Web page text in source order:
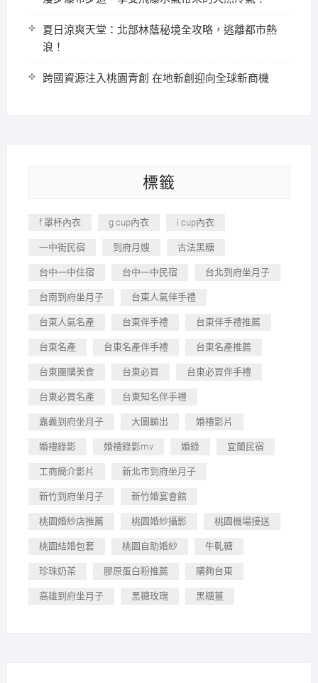
夏日涼爽天堂：北部林蔭秘境全攻略，逃離都市熱
浪！
跨國資源注入桃園青創 在地新創迎向全球新商機
標籤
f 罩杯內衣 g cup內衣 i cup內衣
一中街民宿 到府月嫂 古法黑糖
台中一中住宿 台中一中民宿 台北到府坐月子
台南到府坐月子 台東人氣伴手禮
台東人氣名產 台東伴手禮 台東伴手禮推薦
台東名產 台東名產伴手禮 台東名產推薦
台東團購美食 台東必買 台東必買伴手禮
台東必買名產 台東知名伴手禮
嘉義到府坐月子 大圖輸出 婚禮影片
婚禮錄影 婚禮錄影mv 婚錄 宜蘭民宿
工商簡介影片 新北市到府坐月子
新竹到府坐月子 新竹婚宴會館
桃園婚紗店推薦 桃園婚紗攝影 桃園機場接送
桃園結婚包套 桃園自助婚紗 牛軋糖
珍珠奶茶 膠原蛋白粉推薦 購夠台東
高雄到府坐月子 黑糖玫瑰 黑糖薑